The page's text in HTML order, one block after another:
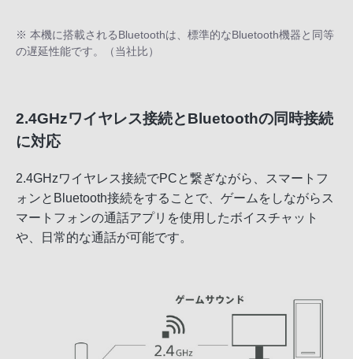
※ 本機に搭載されるBluetoothは、標準的なBluetooth機器と同等
の遅延性能です。（当社比）
2.4GHzワイヤレス接続とBluetoothの同時接続
に対応
2.4GHzワイヤレス接続でPCと繋ぎながら、スマートフ
ォンとBluetooth接続をすることで、ゲームをしながらス
マートフォンの通話アプリを使用したボイスチャット
や、日常的な通話が可能です。